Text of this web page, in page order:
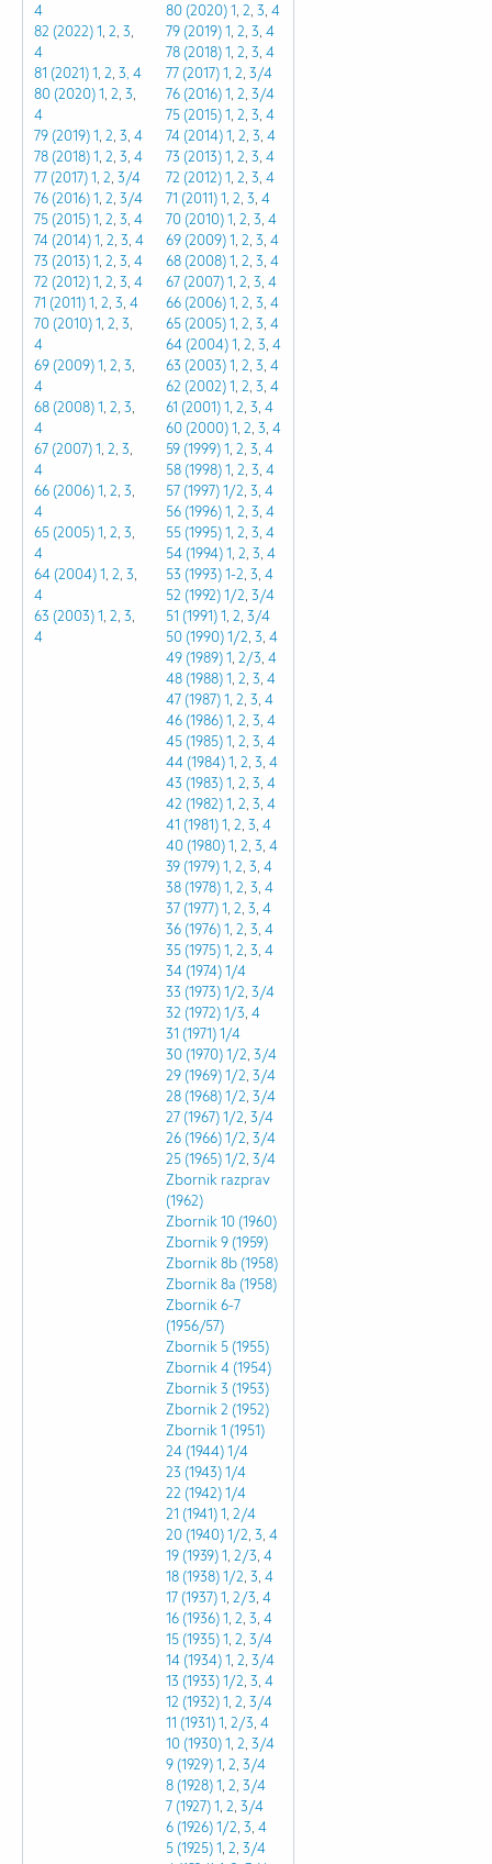
4
82 (2022)1, 2, 3,
4
81 (2021)1, 2, 3, 4
80 (2020)1, 2, 3,
4
79 (2019)1, 2, 3, 4
78 (2018)1, 2, 3, 4
77 (2017)1, 2, 3/4
76 (2016)1, 2, 3/4
75 (2015)1, 2, 3, 4
74 (2014)1, 2, 3, 4
73 (2013)1, 2, 3, 4
72 (2012)1, 2, 3, 4
71 (2011)1, 2, 3, 4
70 (2010)1, 2, 3,
4
69 (2009)1, 2, 3,
4
68 (2008)1, 2, 3,
4
67 (2007)1, 2, 3,
4
66 (2006)1, 2, 3,
4
65 (2005)1, 2, 3,
4
64 (2004)1, 2, 3,
4
63 (2003)1, 2, 3,
4
80 (2020)1, 2, 3, 4
79 (2019)1, 2, 3, 4
78 (2018)1, 2, 3, 4
77 (2017)1, 2, 3/4
76 (2016)1, 2, 3/4
75 (2015)1, 2, 3, 4
74 (2014)1, 2, 3, 4
73 (2013)1, 2, 3, 4
72 (2012)1, 2, 3, 4
71 (2011)1, 2, 3, 4
70 (2010)1, 2, 3, 4
69 (2009)1, 2, 3, 4
68 (2008)1, 2, 3, 4
67 (2007)1, 2, 3, 4
66 (2006)1, 2, 3, 4
65 (2005)1, 2, 3, 4
64 (2004)1, 2, 3, 4
63 (2003)1, 2, 3, 4
62 (2002)1, 2, 3, 4
61 (2001)1, 2, 3, 4
60 (2000)1, 2, 3, 4
59 (1999)1, 2, 3, 4
58 (1998)1, 2, 3, 4
57 (1997)1/2, 3, 4
56 (1996)1, 2, 3, 4
55 (1995)1, 2, 3, 4
54 (1994)1, 2, 3, 4
53 (1993)1-2, 3, 4
52 (1992)1/2, 3/4
51 (1991)1, 2, 3/4
50 (1990)1/2, 3, 4
49 (1989)1, 2/3, 4
48 (1988)1, 2, 3, 4
47 (1987)1, 2, 3, 4
46 (1986)1, 2, 3, 4
45 (1985)1, 2, 3, 4
44 (1984)1, 2, 3, 4
43 (1983)1, 2, 3, 4
42 (1982)1, 2, 3, 4
41 (1981)1, 2, 3, 4
40 (1980)1, 2, 3, 4
39 (1979)1, 2, 3, 4
38 (1978)1, 2, 3, 4
37 (1977)1, 2, 3, 4
36 (1976)1, 2, 3, 4
35 (1975)1, 2, 3, 4
34 (1974)1/4
33 (1973)1/2, 3/4
32 (1972)1/3, 4
31 (1971)1/4
30 (1970)1/2, 3/4
29 (1969)1/2, 3/4
28 (1968)1/2, 3/4
27 (1967)1/2, 3/4
26 (1966)1/2, 3/4
25 (1965)1/2, 3/4
Zbornik razprav
(1962)
Zbornik 10 (1960)
Zbornik 9 (1959)
Zbornik 8b (1958)
Zbornik 8a (1958)
Zbornik 6-7
(1956/57)
Zbornik 5 (1955)
Zbornik 4 (1954)
Zbornik 3 (1953)
Zbornik 2 (1952)
Zbornik 1 (1951)
24 (1944)1/4
23 (1943)1/4
22 (1942)1/4
21 (1941)1, 2/4
20 (1940)1/2, 3, 4
19 (1939)1, 2/3, 4
18 (1938)1/2, 3, 4
17 (1937)1, 2/3, 4
16 (1936)1, 2, 3, 4
15 (1935)1, 2, 3/4
14 (1934)1, 2, 3/4
13 (1933)1/2, 3, 4
12 (1932)1, 2, 3/4
11 (1931)1, 2/3, 4
10 (1930)1, 2, 3/4
9 (1929)1, 2, 3/4
8 (1928)1, 2, 3/4
7 (1927)1, 2, 3/4
6 (1926)1/2, 3, 4
5 (1925)1, 2, 3/4